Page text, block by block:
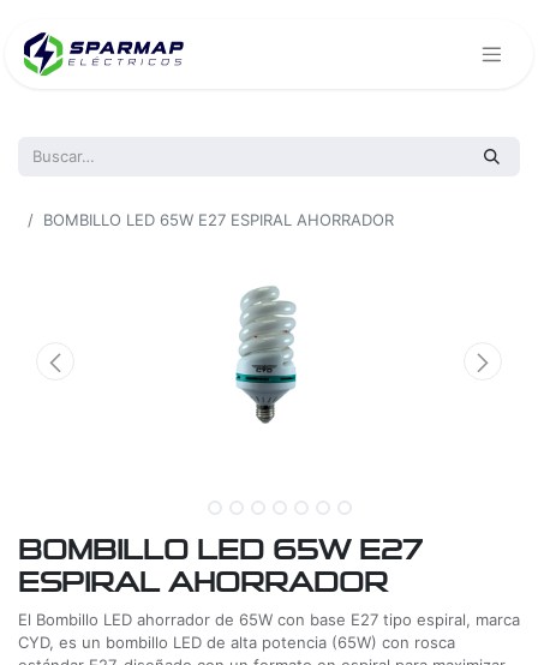
BOMBILLO LED 65W E27 ESPIRAL AHORRADOR
BOMBILLO LED 65W E27
ESPIRAL AHORRADOR
El Bombillo LED ahorrador de 65W con base E27 tipo espiral, marca
CYD, es un bombillo LED de alta potencia (65W) con rosca